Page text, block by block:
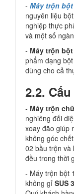
- Máy trộn
nguyên liệu
nghiệp thực
và một số
- Máy trộn
phẩm dạng
dùng cho cả
2.2.
- Máy trộn
nghiêng đối
xoay đão giúp
không góc
02 bầu trộn và
đều trong thời
- Máy trộn bột
không gỉ SUS